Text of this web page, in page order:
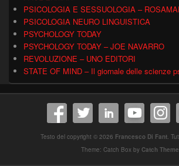
PSICOLOGIA E SESSUOLOGIA –
PSICOLOGIA NEURO LINGUISTICA
PSYCHOLOGY TODAY
PSYCHOLOGY TODAY – JOE NAVARRO
REVOLUZIONE – UNO EDITORI
STATE OF MIND – Il giornale delle scienze
Testo del copyright © 2026 Francesco Di Fant.
Theme: Catch Box by Catch